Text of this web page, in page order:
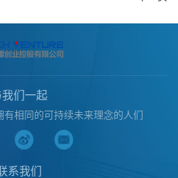
我们一起
相同的可持续未来理念的人们
系我们